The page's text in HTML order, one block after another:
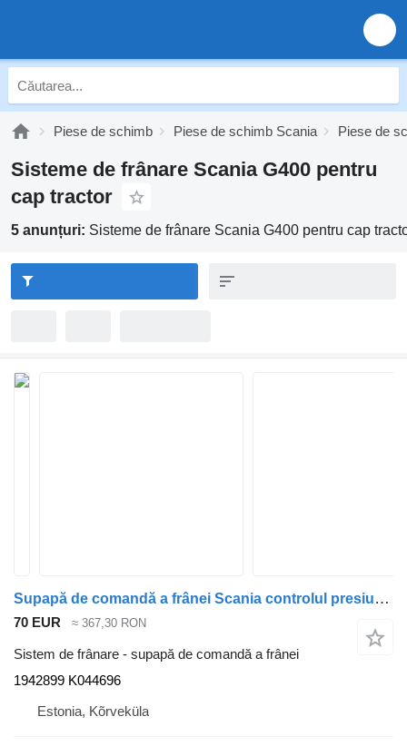
Piese de schimb Piese de schimb Scania Piese de
Sisteme de frânare Scania G400 pentru
cap tractor
5 anunțuri: Sisteme de frânare Scania G400 pentru cap
Supapă de comandă a frânei Scania controlul presiunii de frânare 1942899 pentru cap tractor Scania G400
70 EUR ≈ 367,30 RON
Sistem de frânare - supapă de comandă a frânei
1942899 K044696
Estonia, Kõrveküla